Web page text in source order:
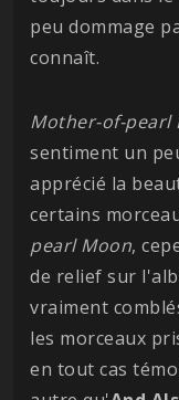
peu dommage
connaît.
Mother-of-pearl
sentiment un
apprécié la
certains
pearl Moon,
de relief sur
vraiment
les morceaux
en tout cas